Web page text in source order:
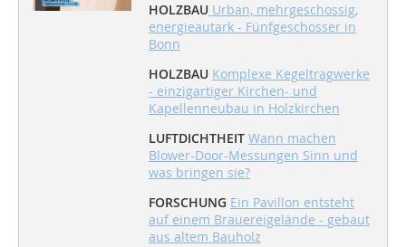
HOLZBAUUrban, mehrgeschossig,
energieautark - Fünfgeschosser in
Bonn
HOLZBAU Komplexe Kegeltragwerke
- einzigartiger Kirchen- und
Kapellenneubau in Holzkirchen
LUFTDICHTHEIT Wann machen
Blower-Door-Messungen Sinn und
was bringen sie?
FORSCHUNG Ein Pavillon entsteht
auf einem Brauereigelände - gebaut
aus altem Bauholz